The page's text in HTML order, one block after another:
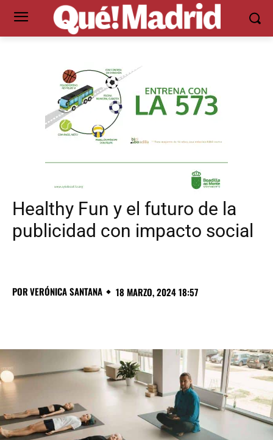
Healthy Fun y el futuro de la
publicidad con impacto social
PORVERÓNICA SANTANA 18 MARZO, 2024 18:57